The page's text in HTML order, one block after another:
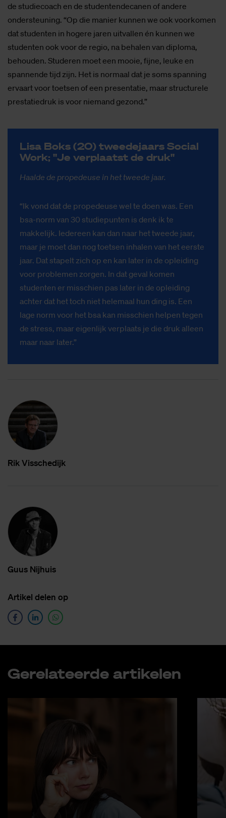
de studiecoach en de studentendecanen of andere
ondersteuning. “Op die manier kunnen we ook voorkomen
dat studenten in hogere jaren uitvallen én kunnen we
studenten ook voor de regio, na behalen van diploma,
behouden. Studeren moet een mooie, fijne, leuke en
spannende tijd zijn. Het is normaal dat je soms spanning
ervaart voor toetsen of een presentatie, maar structurele
prestatiedruk is voor niemand gezond.”
Lisa Boks (20) twee­de­jaars So­ci­al
Work; "Je ver­plaatst de druk"
Haalde de propedeuse in het tweede jaar.
“Ik vond dat de propedeuse wel te doen was. Een
bsa-norm van 30 studiepunten is denk ik te
makkelijk. Iedereen kan dan naar het tweede jaar,
maar je moet dan nog toetsen inhalen van het eerste
jaar. Dat stapelt zich op en kan later in de opleiding
voor problemen zorgen. In dat geval komen
studenten er misschien pas later in de opleiding
achter dat het toch niet helemaal hun ding is. Een
lage norm voor het bsa kan misschien helpen tegen
de stress, maar eigenlijk verplaats je die druk alleen
maar naar later.”
Rik Vis­sche­dijk
Guus Nij­huis
Ar­ti­kel de­len op
Ge­re­la­teer­de ar­ti­ke­len